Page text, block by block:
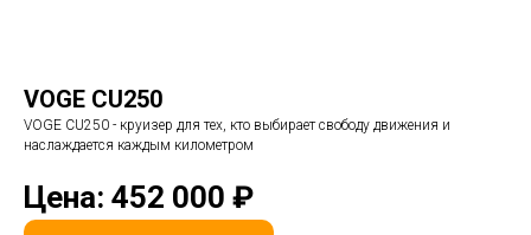
VOGE CU250
VOGE CU250 - круизер для тех, кто выбирает свободу движения и
наслаждается каждым километром
Цена: 452 000 ₽